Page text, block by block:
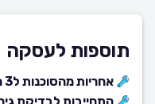
תוספות לעסקה
אחריות מהסוכנות ל3 חודשים